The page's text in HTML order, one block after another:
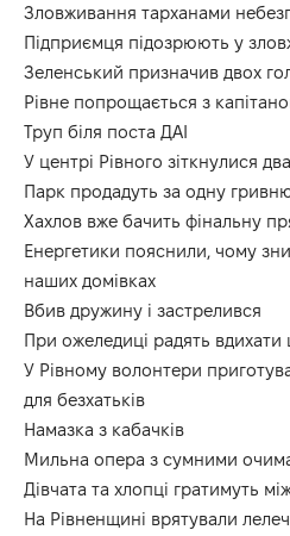
Зловживання тарханами
Підприємця підозрюють у
Зеленський призначив двох
Рівне попрощається з
Труп біля поста ДАІ
У центрі Рівного зіткнулися
Парк продадуть за одну
Хахлов вже бачить фінальну
Енергетики пояснили, чому
наших домівках
Вбив дружину і застрелився
При ожеледиці радять вдихати
У Рівному волонтери
для безхатьків
Намазка з кабачків
Мильна опера з сумними
Дівчата та хлопці гратимуть
На Рівненщині врятували